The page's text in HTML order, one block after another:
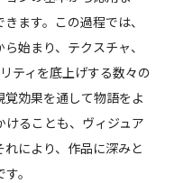
ます。この過程では、
始まり、テクスチャ、
ティを底上げする数々の
効果を通して物語をよ
けることも、ヴィジュア
により、作品に深みと
。